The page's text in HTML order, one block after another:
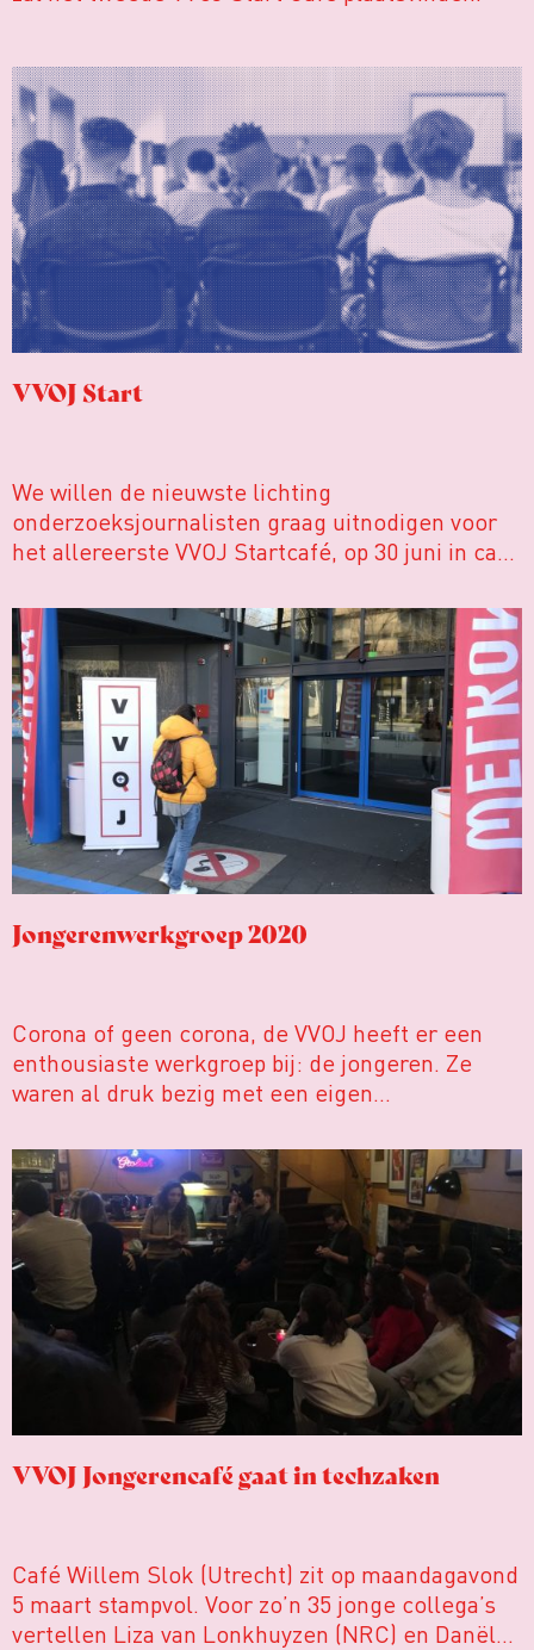
VVOJ Start
We willen de nieuwste lichting
onderzoeksjournalisten graag uitnodigen voor
het allereerste VVOJ Startcafé, op 30 juni in café
Jongerenwerkgroep 2020
Corona of geen corona, de VVOJ heeft er een
enthousiaste werkgroep bij: de jongeren. Ze
waren al druk bezig met een eigen
die is voorlopig uitgesteld. Binnen de vereniging
zullen ze zich bekommeren om studenten en
starters en meedenken over wat ze willen zien
op de jaarlijkse conferentie.
VVOJ Jongerencafé gaat in techzaken
Café Willem Slok (Utrecht) zit op maandagavond
5 maart stampvol. Voor zo’n 35 jonge collega’s
vertellen Liza van Lonkhuyzen (NRC) en Danël